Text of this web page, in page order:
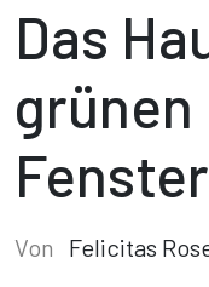
Das
grünen
Von Felicitas